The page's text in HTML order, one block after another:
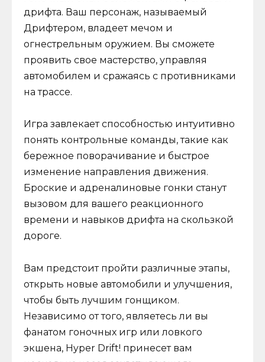
дрифта. Ваш персонаж, называемый
Дрифтером, владеет мечом и
огнестрельным оружием. Вы сможете
проявить свое мастерство, управляя
автомобилем и сражаясь с противниками
на трассе.
Игра завлекает способностью интуитивно
понять контрольные команды, такие как
бережное поворачивание и быстрое
изменение направления движения.
Броские и адреналиновые гонки станут
вызовом для вашего реакционного
времени и навыков дрифта на скользкой
дороге.
Вам предстоит пройти различные этапы,
открыть новые автомобили и улучшения,
чтобы быть лучшим гонщиком.
Независимо от того, являетесь ли вы
фанатом гоночных игр или ловкого
экшена, Hyper Drift! принесет вам